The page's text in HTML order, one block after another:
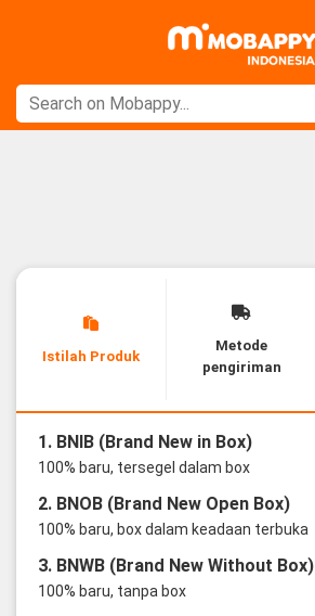
Istilah Produk
Metode
pengiriman
1. BNIB (Brand New in Box)
100% baru, tersegel dalam box
2. BNOB (Brand New Open Box)
100% baru, box dalam keadaan terbuka
3. BNWB (Brand New Without Box)
100% baru, tanpa box